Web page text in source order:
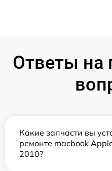
Ответы на
Какие запчасти вы
ремонте macbook
2010?